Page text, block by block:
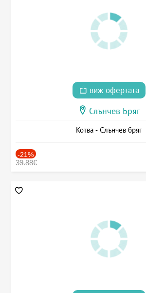
виж офертата
Слънчев Бряг
Котва - Слънчев бряг
-21%
39.88€